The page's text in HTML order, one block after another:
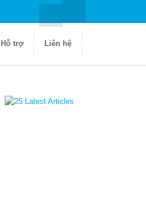
Hỗ trợ Liên hệ